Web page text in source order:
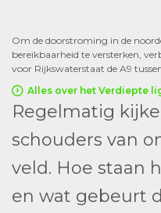
Om de doorstroming in de
bereikbaarheid te versterken,
voor Rijkswaterstaat de A9
Alles over het Verdiepte
Regelmatig
schouders van
veld. Hoe staan
en wat gebeurt